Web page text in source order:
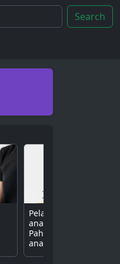
Search
Pelajari 3 metode
analisis aset kripto.
Pahami perbedaan
analisis fundamental